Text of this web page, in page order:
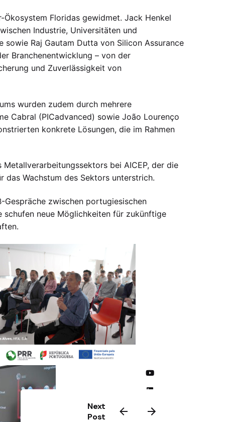
Floridas gewidmet. Jack Henkel
Industrie, Universitäten und
sowie Raj Gautam Dutta von Silicon Assurance
Branchenentwicklung – von der
und Zuverlässigkeit von
wurden zudem durch mehrere
Cabral (PICadvanced) sowie João Lourenço
konkrete Lösungen, die im Rahmen
bei AICEP, der die
das Wachstum des Sektors unterstrich.
Gespräche zwischen portugiesischen
schufen neue Möglichkeiten für zukünftige
Next
Post